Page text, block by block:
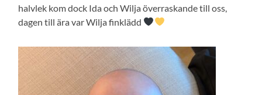
halvlek kom dock Ida och Wilja överraskande till oss,
dagen till ära var Wilja finklädd